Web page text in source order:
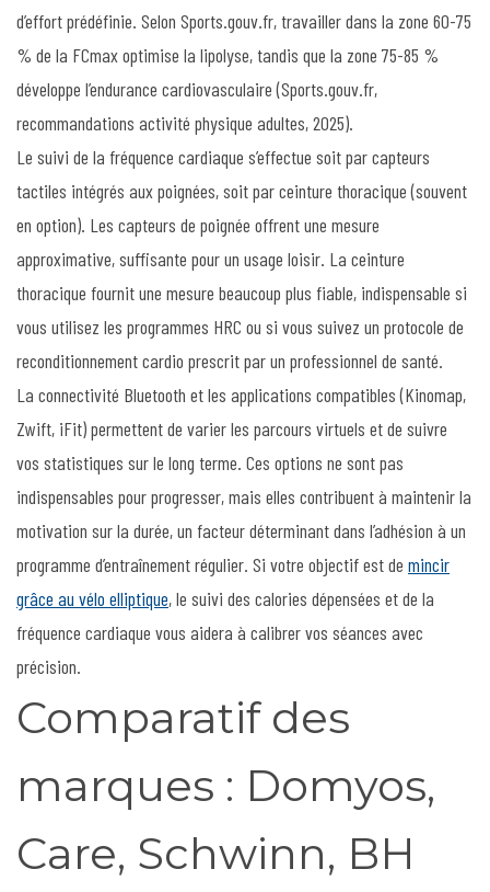
d’effort prédéfinie. Selon Sports.gouv.fr, travailler dans la zone 60-75
% de la FCmax optimise la lipolyse, tandis que la zone 75-85 %
développe l’endurance cardiovasculaire (Sports.gouv.fr,
recommandations activité physique adultes, 2025).
Le suivi de la fréquence cardiaque s’effectue soit par capteurs
tactiles intégrés aux poignées, soit par ceinture thoracique (souvent
en option). Les capteurs de poignée offrent une mesure
approximative, suffisante pour un usage loisir. La ceinture
thoracique fournit une mesure beaucoup plus fiable, indispensable si
vous utilisez les programmes HRC ou si vous suivez un protocole de
reconditionnement cardio prescrit par un professionnel de santé.
La connectivité Bluetooth et les applications compatibles (Kinomap,
Zwift, iFit) permettent de varier les parcours virtuels et de suivre
vos statistiques sur le long terme. Ces options ne sont pas
indispensables pour progresser, mais elles contribuent à maintenir la
motivation sur la durée, un facteur déterminant dans l’adhésion à un
programme d’entraînement régulier. Si votre objectif est de mincir
grâce au vélo elliptique, le suivi des calories dépensées et de la
fréquence cardiaque vous aidera à calibrer vos séances avec
précision.
Comparatif des
marques : Domyos,
Care, Schwinn, BH